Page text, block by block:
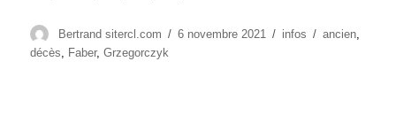
Auteur
Bertrand sitercl.com
Publié
6 novembre 2021 Catégories
infos Étiquettes
ancien
décès, Faber,Grzegorczyk